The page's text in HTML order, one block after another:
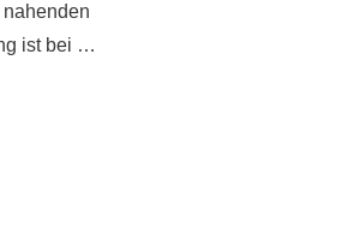
ist bei …